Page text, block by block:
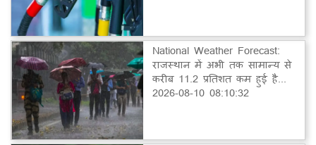
National Weather Forecast:
राजस्थान में अभी तक सामान्य से
करीब 11.2 प्रतिशत कम हुई है...
2026-08-10 08:10:32